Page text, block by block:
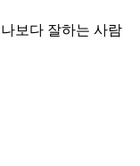
보다 잘하는 사람